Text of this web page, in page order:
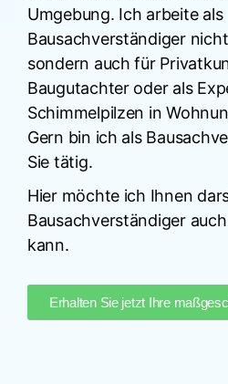
Umgebung. Ich arbeite als
Bausachverständiger
sondern auch für
Baugutachter oder als
Schimmelpilzen in
Gern bin ich als
Sie tätig.
Hier möchte ich Ihnen
Bausachverständiger
kann.
Erhalten Sie jetzt Ihre